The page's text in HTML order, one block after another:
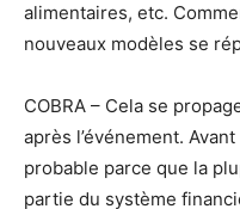
alimentaires, etc.
nouveaux modèles se
COBRA – Cela se
après l’événement.
probable parce que la
partie du système